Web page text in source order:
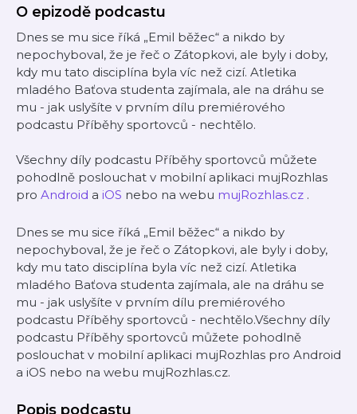
O epizodě podcastu
Dnes se mu sice říká „Emil běžec“ a nikdo by
nepochyboval, že je řeč o Zátopkovi, ale byly i doby,
kdy mu tato disciplína byla víc než cizí. Atletika
mladého Baťova studenta zajímala, ale na dráhu se
mu - jak uslyšíte v prvním dílu premiérového
podcastu Příběhy sportovců - nechtělo.
Všechny díly podcastu Příběhy sportovců můžete
pohodlně poslouchat v mobilní aplikaci mujRozhlas
pro Android a iOS nebo na webu mujRozhlas.cz .
Dnes se mu sice říká „Emil běžec“ a nikdo by
nepochyboval, že je řeč o Zátopkovi, ale byly i doby,
kdy mu tato disciplína byla víc než cizí. Atletika
mladého Baťova studenta zajímala, ale na dráhu se
mu - jak uslyšíte v prvním dílu premiérového
podcastu Příběhy sportovců - nechtělo.Všechny díly
podcastu Příběhy sportovců můžete pohodlně
poslouchat v mobilní aplikaci mujRozhlas pro Android
a iOS nebo na webu mujRozhlas.cz.
Popis podcastu